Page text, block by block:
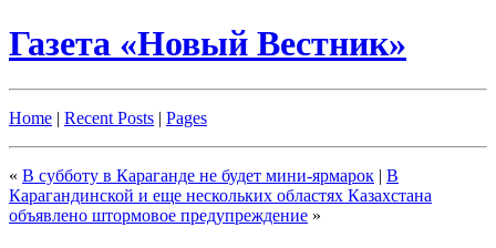
Газета «Новый Вестник»
Home | Recent Posts | Pages
« В субботу в Караганде не будет мини-ярмарок | В
Карагандинской и еще нескольких областях Казахстана
объявлено штормовое предупреждение »